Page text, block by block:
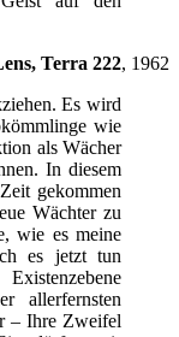
Terra 222, 1962
Es wird
wie
als Wächer
In diesem
gekommen
Wächter zu
wie es meine
es jetzt tun
allerfernsten
– Ihre Zweifel